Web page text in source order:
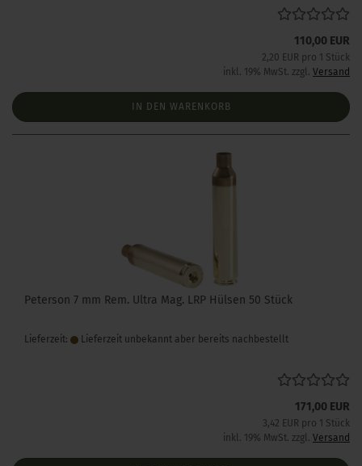
110,00 EUR
2,20 EUR pro 1 Stück
inkl. 19% MwSt. zzgl. Versand
IN DEN WARENKORB
Peterson 7 mm Rem. Ultra Mag. LRP Hülsen 50 Stück
Lieferzeit: Lieferzeit unbekannt aber bereits nachbestellt
171,00 EUR
3,42 EUR pro 1 Stück
inkl. 19% MwSt. zzgl. Versand